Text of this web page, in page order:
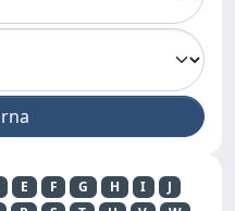
E F G H I
J